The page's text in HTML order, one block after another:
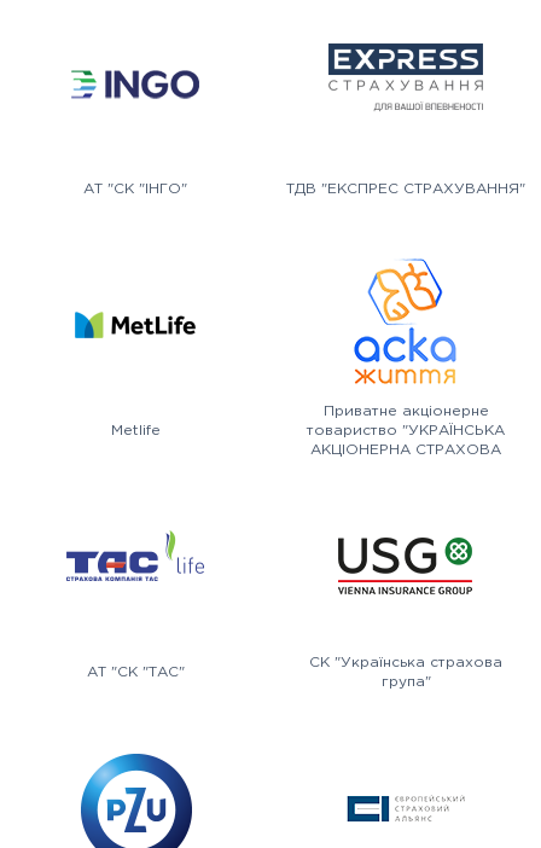
АТ "СК "ІНГО" ТДВ "ЕКСПРЕС СТРАХУВАННЯ"
Metlife
Приватне акціонерне
товариство "УКРАЇНСЬКА
АКЦІОНЕРНА СТРАХОВА
АТ "СК "ТАС"
СК "Українська страхова
група"